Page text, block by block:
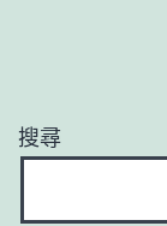
搜尋